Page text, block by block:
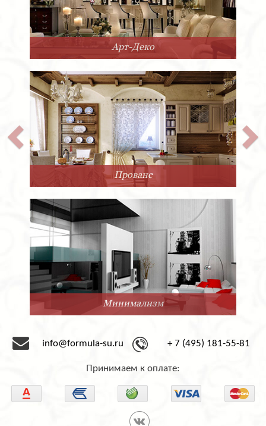
Арт-Деко
Прованс
Минимализм
info@formula-su.ru + 7 (495) 181-55-81
Принимаем к оплате: